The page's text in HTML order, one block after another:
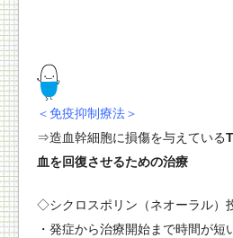
＜免疫抑制療法＞
⇒造血幹細胞に損傷を与えている
血を回復させるための治療
◇シクロスポリン（ネオーラル）
・発症から治療開始まで時間が短